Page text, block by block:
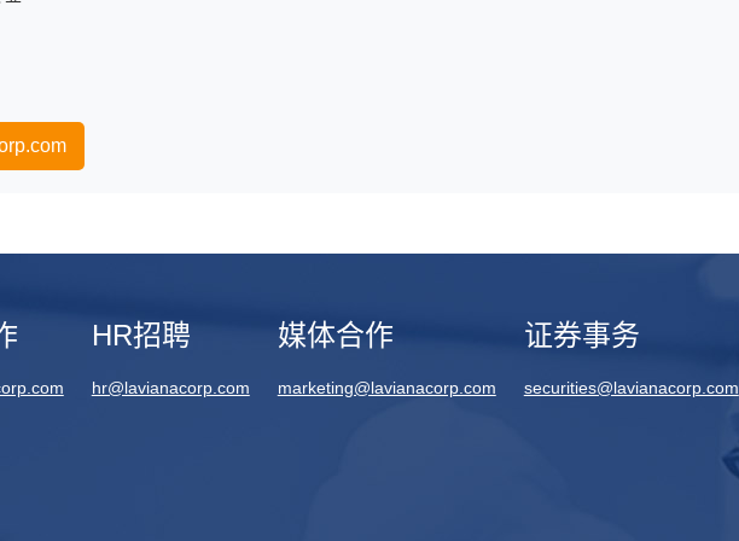
HR招聘
hr@lavianacorp.com
媒体合作
marketing@lavianacorp.com
证券事务
securities@lavianacorp.com